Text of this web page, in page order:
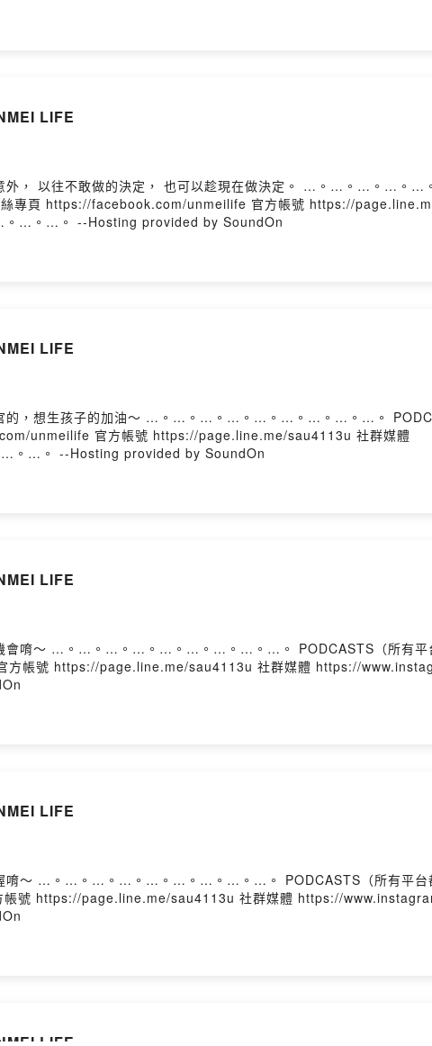
LIFE
專頁 https://facebook.com/unmeilife 官方帳號 https://
…。…。 --Hosting provided by SoundOn
LIFE
unmeilife 官方帳號 https://page.line.me/sau4113u 社群媒體
…。 --Hosting provided by SoundOn
LIFE
帳號 https://page.line.me/sau4113u 社群媒體 https://
LIFE
號 https://page.line.me/sau4113u 社群媒體 https://